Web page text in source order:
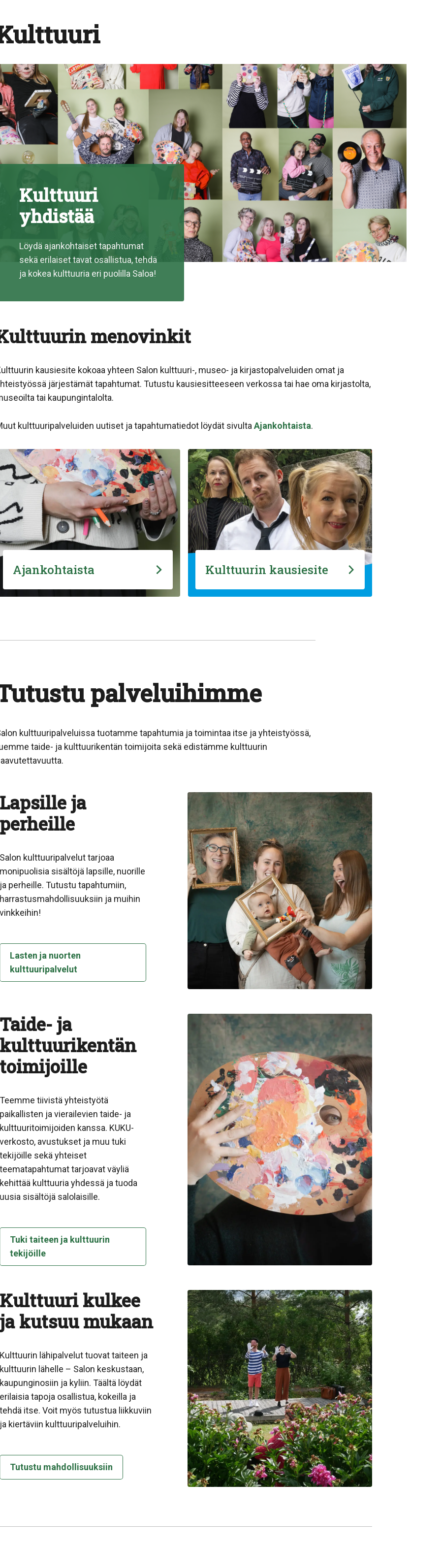
Kulttuuri
yhdistää
Löydä ajankohtaiset tapahtumat
sekä erilaiset tavat osallistua, tehdä
ja kokea kulttuuria eri puolilla Saloa!
menovinkit
kausiesite kokoaa yhteen Salon kulttuuri-, museo- ja kirjastopalveluiden omat ja
järjestämät tapahtumat. Tutustu kausiesitteeseen verkossa tai hae oma kirjastolta,
tai kaupungintalolta.
kulttuuripalveluiden uutiset ja tapahtumatiedot löydät sivulta Ajankohtaista.
Ajankohtaista Kulttuurin kausiesite
palveluihimme
kulttuuripalveluissa tuotamme tapahtumia ja toimintaa itse ja yhteistyössä,
taide- ja kulttuurikentän toimijoita sekä edistämme kulttuurin
Lapsille ja
perheille
Salon kulttuuripalvelut tarjoaa
monipuolisia sisältöjä lapsille, nuorille
ja perheille. Tutustu tapahtumiin,
harrastusmahdollisuuksiin ja muihin
vinkkeihin!
Lasten ja nuorten
kulttuuripalvelut
Taide- ja
kulttuurikentän
toimijoille
Teemme tiivistä yhteistyötä
paikallisten ja vierailevien taide- ja
kulttuuritoimijoiden kanssa. KUKU-
verkosto, avustukset ja muu tuki
tekijöille sekä yhteiset
teematapahtumat tarjoavat väyliä
kehittää kulttuuria yhdessä ja tuoda
uusia sisältöjä salolaisille.
Tuki taiteen ja kulttuurin
tekijöille
Kulttuuri kulkee
ja kutsuu mukaan
Kulttuurin lähipalvelut tuovat taiteen ja
kulttuurin lähelle – Salon keskustaan,
kaupunginosiin ja kyliin. Täältä löydät
erilaisia tapoja osallistua, kokeilla ja
tehdä itse. Voit myös tutustua liikkuviin
ja kiertäviin kulttuuripalveluihin.
Tutustu mahdollisuuksiin